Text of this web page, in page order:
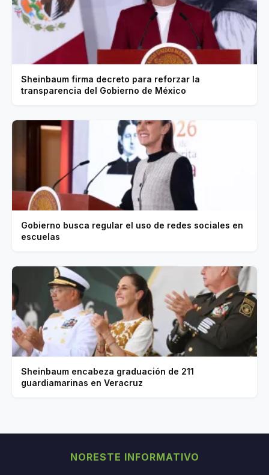
Sheinbaum firma decreto para reforzar la
transparencia del Gobierno de México
Gobierno busca regular el uso de redes sociales en
escuelas
Sheinbaum encabeza graduación de 211
guardiamarinas en Veracruz
NORESTE INFORMATIVO